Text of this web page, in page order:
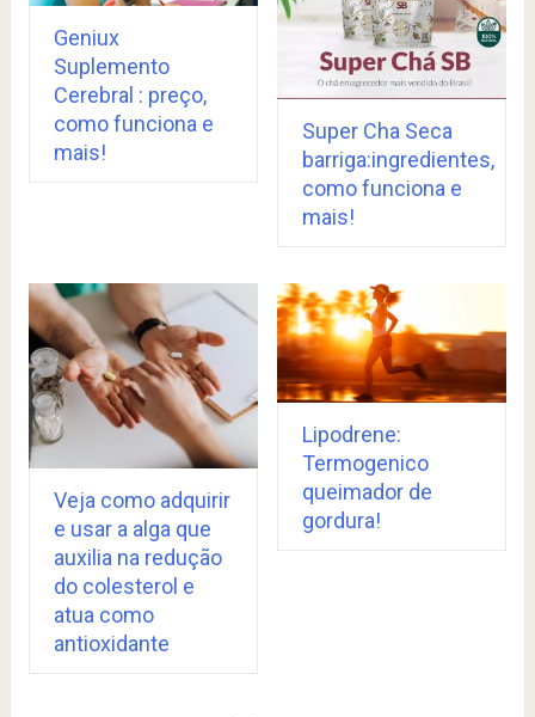
Geniux
Suplemento
Cerebral : preço,
como funciona e
mais!
Super Cha Seca
barriga:ingredientes,
como funciona e
mais!
Veja como adquirir
e usar a alga que
auxilia na redução
do colesterol e
atua como
antioxidante
Lipodrene:
Termogenico
queimador de
gordura!